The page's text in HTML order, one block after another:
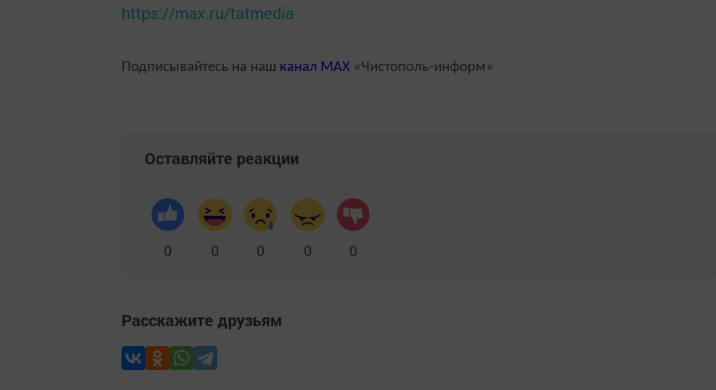
https://max.ru/tatmedia
Подписывайтесь на наш канал MAX «Чистополь-информ»
Оставляйте реакции
0 0 0 0 0
Расскажите друзьям